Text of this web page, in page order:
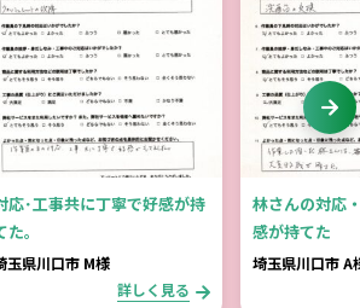
応･工事共に丁寧で好感が持
た。
玉県川口市 M様
詳しく見る
林さんの対応
感が持てた
埼玉県川口市 A